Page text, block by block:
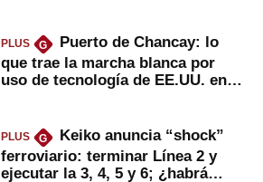
PLUS G
Puerto de Chancay: lo
que trae la marcha blanca por
uso de tecnología de EE.UU. en
PLUS G
Keiko anuncia “shock”
ferroviario: terminar Línea 2 y
ejecutar la 3, 4, 5 y 6; ¿habrá